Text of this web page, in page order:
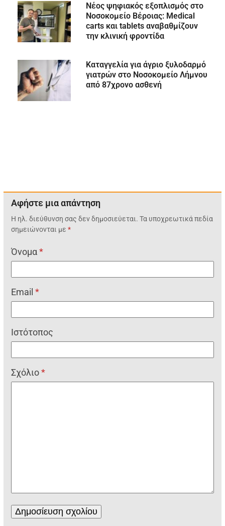
Νέος ψηφιακός εξοπλισμός στο
Νοσοκομείο Βέροιας: Medical
carts και tablets αναβαθμίζουν
την κλινική φροντίδα
Καταγγελία για άγριο ξυλοδαρμό
γιατρών στο Νοσοκομείο Λήμνου
από 87χρονο ασθενή
Αφήστε μια απάντηση
Η ηλ. διεύθυνση σας δεν δημοσιεύεται. Τα υποχρεωτικά πεδία
σημειώνονται με*
Όνομα*
Email*
Ιστότοπος
Σχόλιο*